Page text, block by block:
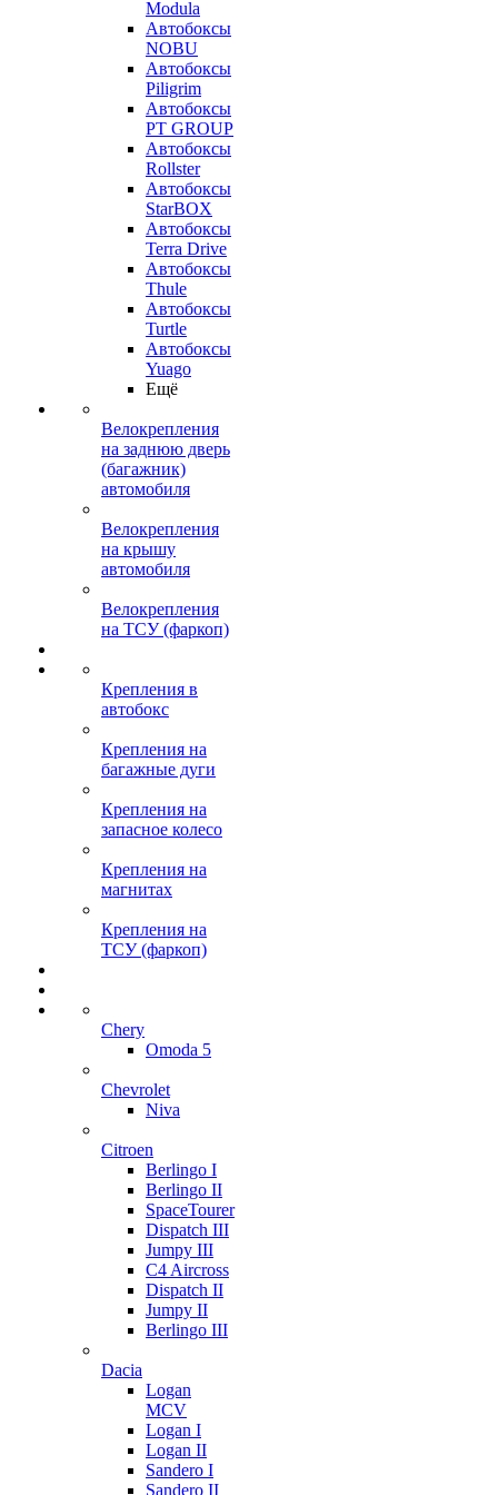
Modula
Автобоксы
NOBU
Автобоксы
Piligrim
Автобоксы
PT GROUP
Автобоксы
Rollster
Автобоксы
StarBOX
Автобоксы
Terra Drive
Автобоксы
Thule
Автобоксы
Turtle
Автобоксы
Yuago
Ещё
Велокрепления
на заднюю дверь
(багажник)
автомобиля
Велокрепления
на крышу
автомобиля
Велокрепления
на ТСУ (фаркоп)
Крепления в
автобокс
Крепления на
багажные дуги
Крепления на
запасное колесо
Крепления на
магнитах
Крепления на
ТСУ (фаркоп)
Chery
Omoda 5
Chevrolet
Niva
Citroen
Berlingo I
Berlingo II
SpaceTourer
Dispatch III
Jumpy III
C4 Aircross
Dispatch II
Jumpy II
Berlingo III
Dacia
Logan
MCV
Logan I
Logan II
Sandero I
Sandero II